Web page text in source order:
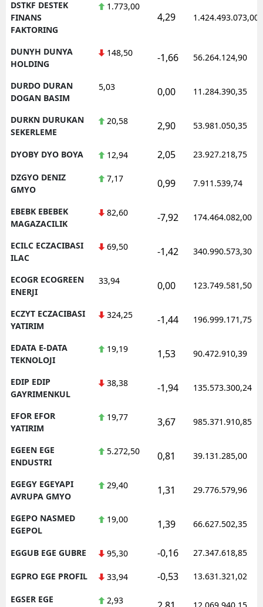
DSTKF DESTEK
FINANS
FAKTORING
1.773,00
4,29 1.424.493.073,00
DUNYH DUNYA
HOLDING
148,50 -1,66 56.264.124,90
DURDO DURAN
DOGAN BASIM
5,03 0,00 11.284.390,35
DURKN DURUKAN
SEKERLEME
20,58 2,90 53.981.050,35
DYOBY DYO BOYA 12,94 2,05 23.927.218,75
DZGYO DENIZ
GMYO
7,17 0,99 7.911.539,74
EBEBK EBEBEK
MAGAZACILIK
82,60 -7,92 174.464.082,00
ECILC ECZACIBASI
ILAC
69,50 -1,42 340.990.573,30
ECOGR ECOGREEN
ENERJI
33,94 0,00 123.749.581,50
ECZYT ECZACIBASI
YATIRIM
324,25 -1,44 196.999.171,75
EDATA E-DATA
TEKNOLOJI
19,19 1,53 90.472.910,39
EDIP EDIP
GAYRIMENKUL
38,38 -1,94 135.573.300,24
EFOR EFOR
YATIRIM
19,77 3,67 985.371.910,85
EGEEN EGE
ENDUSTRI
5.272,50 0,81 39.131.285,00
EGEGY EGEYAPI
AVRUPA GMYO
29,40 1,31 29.776.579,96
EGEPO NASMED
EGEPOL
19,00 1,39 66.627.502,35
EGGUB EGE GUBRE 95,30 -0,16 27.347.618,85
EGPRO EGE PROFIL 33,94 -0,53 13.631.321,02
EGSER EGE
2,93